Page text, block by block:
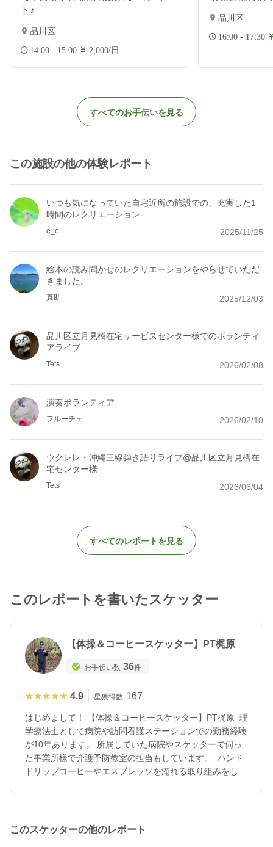
ト♪
品川区
14:00 - 15:00 2,000/日
品川区
16:00 - 17:30
すべてのお手伝いを見る
この施設の他の体験レポート
いつも気になっていた自宅近所の施設での、充実した1
時間のレクリエーション
e_e 2025/11/25
絵本の読み聞かせのレクリエーションをやらせていただ
きました。
真助 2025/12/03
品川区立月見橋在宅サービスセンター様でのボランティ
アライブ
Tets 2026/02/08
演奏ボランティア
フルーチェ 2026/02/10
ウクレレ・沖縄三線弾き語りライブ@品川区立月見橋在
宅センター様
Tets 2026/06/04
すべてのレポートを見る
このレポートを書いたスケッター
【体操＆コーヒースケッター】PT梶原
お手伝い数 36件
★★★★★
★★★★★ 4.9 星獲得数 167
はじめまして！ 【体操＆コーヒースケッター】PT梶原 理
学療法士として病院や訪問看護ステーションでの勤務経験
が10年あります。 所属していた病院やスケッターで伺っ
た事業所様で介護予防教室の担当もしています。 ハンド
ドリップコーヒーやエスプレッソを淹れる取り組みをして
多機、デイサービスなどでケアの実務経験があります。
このスケッターの他のレポート